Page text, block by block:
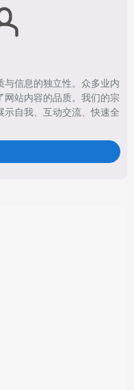
信息的独立性。众多业内
站内容的品质。我们的宗
示自我、互动交流、快速全